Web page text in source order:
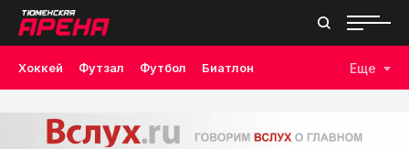
Хоккей Футзал Футбол Биатлон Еще